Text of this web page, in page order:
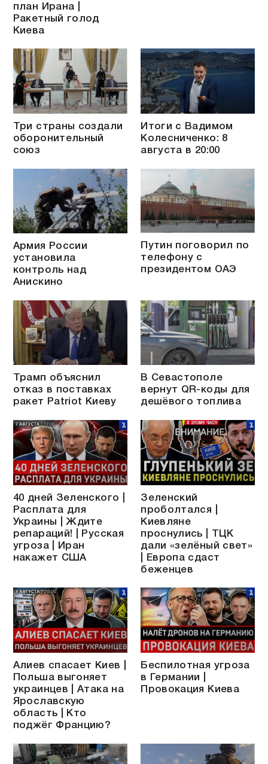
план Ирана |
Ракетный голод
Киева
Три страны создали
оборонительный
союз
Итоги с Вадимом
Колесниченко: 8
августа в 20:00
Армия России
установила
контроль над
Анискино
Путин поговорил по
телефону с
президентом ОАЭ
Трамп объяснил
отказ в поставках
ракет Patriot Киеву
В Севастополе
вернут QR-коды для
дешёвого топлива
40 дней Зеленского |
Расплата для
Украины | Ждите
репараций! | Русская
угроза | Иран
накажет США
Зеленский
проболтался |
Киевляне
проснулись | ТЦК
дали «зелёный свет»
| Европа сдаст
беженцев
Алиев спасает Киев |
Польша выгоняет
украинцев | Атака на
Ярославскую
область | Кто
поджёг Францию?
Беспилотная угроза
в Германии |
Провокация Киева